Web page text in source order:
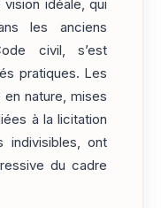
idéale, qui
les anciens
civil, s’est
pratiques. Les
en nature, mises
à la licitation
indivisibles, ont
du cadre